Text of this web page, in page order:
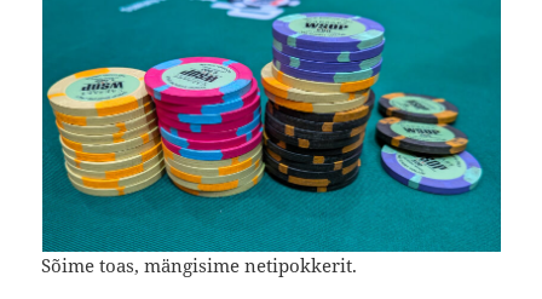
Sõime toas, mängisime netipokkerit.